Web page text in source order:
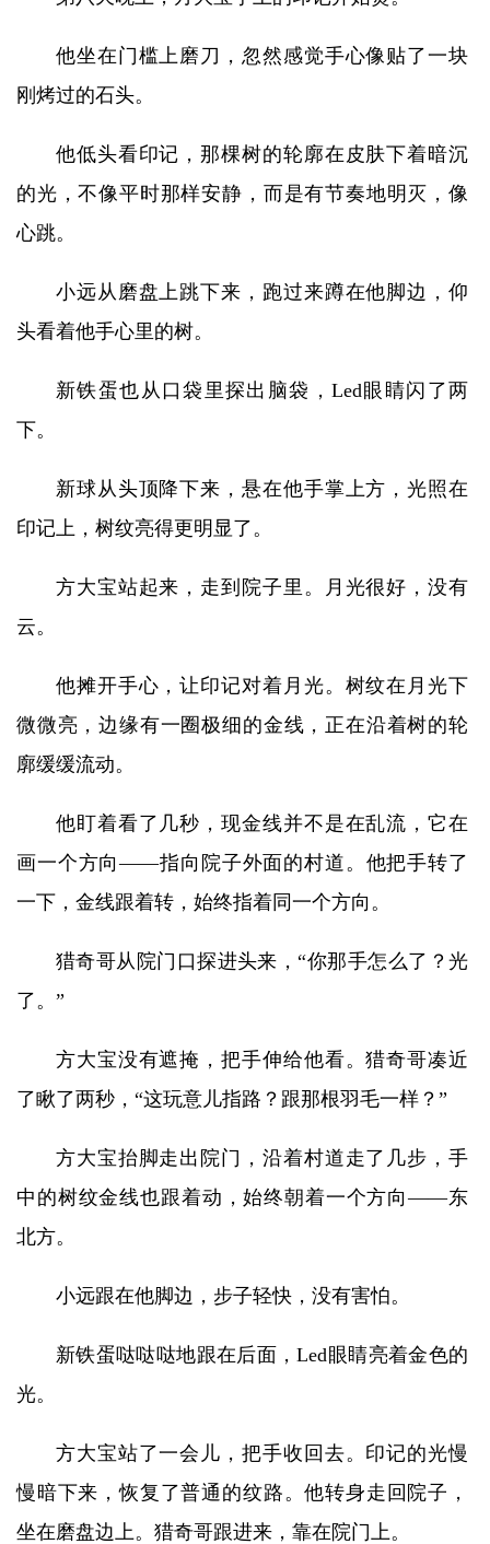
他坐在门槛上磨刀，忽然感觉手心像贴了一块
刚烤过的石头。
他低头看印记，那棵树的轮廓在皮肤下着暗沉
的光，不像平时那样安静，而是有节奏地明灭，像
心跳。
小远从磨盘上跳下来，跑过来蹲在他脚边，仰
头看着他手心里的树。
新铁蛋也从口袋里探出脑袋，Led眼睛闪了两
下。
新球从头顶降下来，悬在他手掌上方，光照在
印记上，树纹亮得更明显了。
方大宝站起来，走到院子里。月光很好，没有
云。
他摊开手心，让印记对着月光。树纹在月光下
微微亮，边缘有一圈极细的金线，正在沿着树的轮
廓缓缓流动。
他盯着看了几秒，现金线并不是在乱流，它在
画一个方向——指向院子外面的村道。他把手转了
一下，金线跟着转，始终指着同一个方向。
猎奇哥从院门口探进头来，“你那手怎么了？光
了。”
方大宝没有遮掩，把手伸给他看。猎奇哥凑近
了瞅了两秒，“这玩意儿指路？跟那根羽毛一样？”
方大宝抬脚走出院门，沿着村道走了几步，手
中的树纹金线也跟着动，始终朝着一个方向——东
北方。
小远跟在他脚边，步子轻快，没有害怕。
新铁蛋哒哒哒地跟在后面，Led眼睛亮着金色的
光。
方大宝站了一会儿，把手收回去。印记的光慢
慢暗下来，恢复了普通的纹路。他转身走回院子，
坐在磨盘边上。猎奇哥跟进来，靠在院门上。